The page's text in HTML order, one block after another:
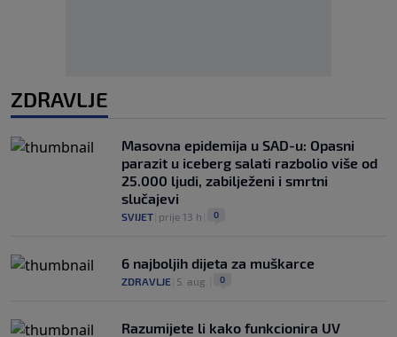
ZDRAVLJE
Masovna epidemija u SAD-u: Opasni
parazit u iceberg salati razbolio više od
25.000 ljudi, zabilježeni i smrtni
slučajevi
SVIJET prije 13 h 0
6 najboljih dijeta za muškarce
ZDRAVLJE 5. aug. 0
Razumijete li kako funkcionira UV